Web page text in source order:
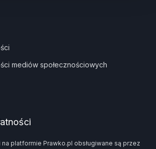
mediów społecznościowych
platformie Prawko.pl obsługiwane są przez